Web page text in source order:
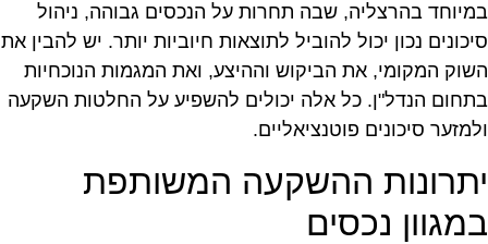
בהרצליה, שבה תחרות על הנכסים גבוהה, ניהול
נכון יכול להוביל לתוצאות חיוביות יותר. יש להבין את
המקומי, את הביקוש וההיצע, ואת המגמות הנוכחיות
הנדל"ן. כל אלה יכולים להשפיע על החלטות השקעה
סיכונים פוטנציאליים.
ההשקעה המשותפת
נכסים